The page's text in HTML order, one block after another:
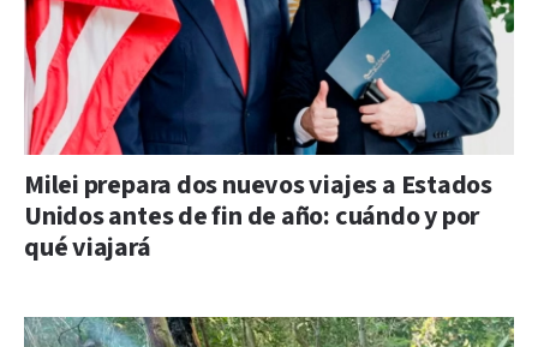
Milei prepara dos nuevos viajes a Estados
Unidos antes de fin de año: cuándo y por
qué viajará